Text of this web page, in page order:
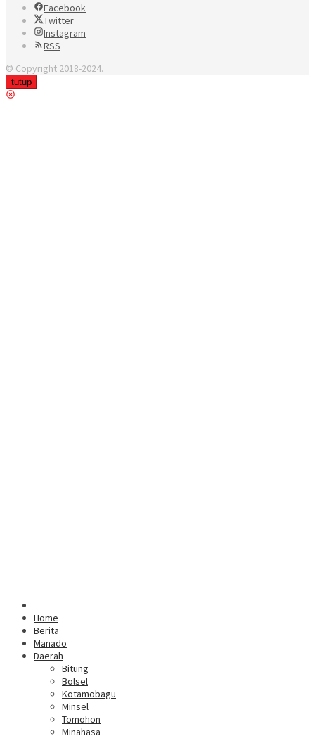
Facebook
Twitter
Instagram
RSS
© Copyright 2018-2024.
tutup
Home
Berita
Manado
Daerah
Bitung
Bolsel
Kotamobagu
Minsel
Tomohon
Minahasa